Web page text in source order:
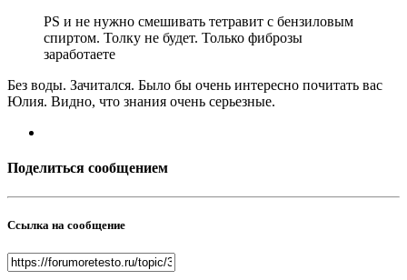
PS и не нужно смешивать тетравит с бензиловым
спиртом. Толку не будет. Только фиброзы
заработаете
Без воды. Зачитался. Было бы очень интересно почитать вас
Юлия. Видно, что знания очень серьезные.
Поделиться сообщением
Ссылка на сообщение